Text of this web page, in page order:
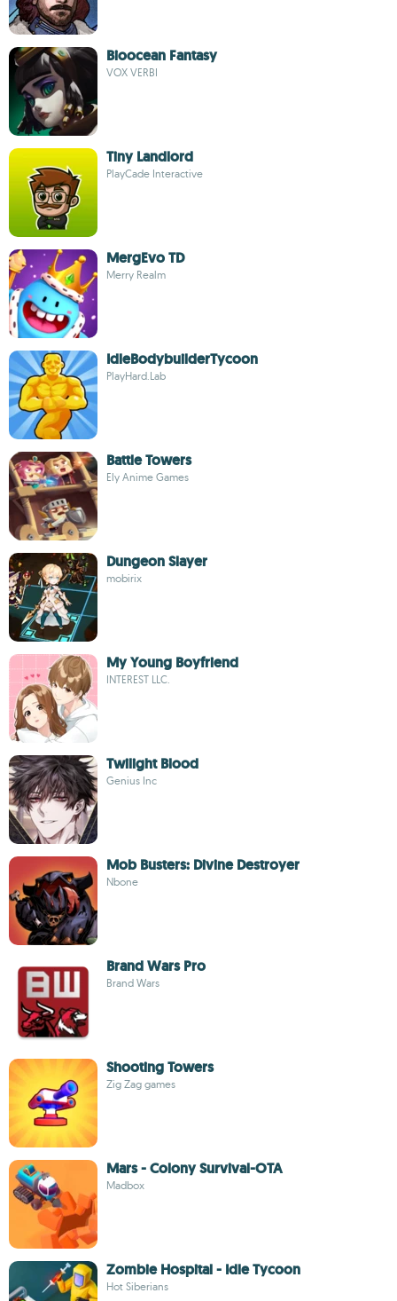
Bioocean Fantasy
VOX VERBI
Tiny Landlord
PlayCade Interactive
MergEvo TD
Merry Realm
IdleBodybuilderTycoon
PlayHard.Lab
Battle Towers
Ely Anime Games
Dungeon Slayer
mobirix
My Young Boyfriend
INTEREST LLC.
Twilight Blood
Genius Inc
Mob Busters: Divine Destroyer
Nbone
Brand Wars Pro
Brand Wars
Shooting Towers
Zig Zag games
Mars - Colony Survival-OTA
Madbox
Zombie Hospital - Idle Tycoon
Hot Siberians